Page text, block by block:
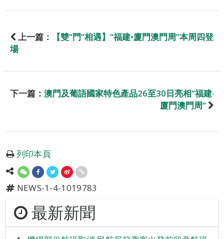
上一篇：
【雙“門”相遇】“福建•廈門澳門周”本周四登
場
下一篇： 澳門及葡語國家特色產品26至30日亮相“福建‧
廈門澳門周”
列印本頁
NEWS-1-4-1019783
最新新聞